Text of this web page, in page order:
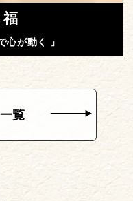
心が動く 」
覧